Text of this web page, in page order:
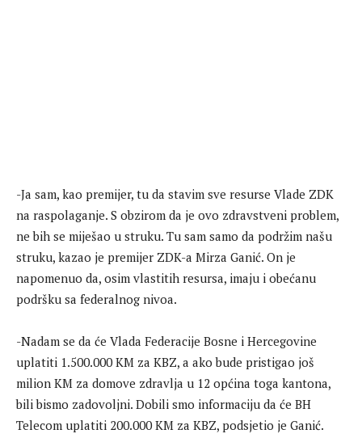
-Ja sam, kao premijer, tu da stavim sve resurse Vlade ZDK
na raspolaganje. S obzirom da je ovo zdravstveni problem,
ne bih se miješao u struku. Tu sam samo da podržim našu
struku, kazao je premijer ZDK-a Mirza Ganić. On je
napomenuo da, osim vlastitih resursa, imaju i obećanu
podršku sa federalnog nivoa.
-Nadam se da će Vlada Federacije Bosne i Hercegovine
uplatiti 1.500.000 KM za KBZ, a ako bude pristigao još
milion KM za domove zdravlja u 12 općina toga kantona,
bili bismo zadovoljni. Dobili smo informaciju da će BH
Telecom uplatiti 200.000 KM za KBZ, podsjetio je Ganić.